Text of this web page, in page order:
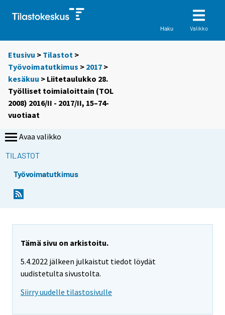
Haku Valikko
Etusivu > Tilastot >
Työvoimatutkimus > 2017 >
kesäkuu > Liitetaulukko 28.
Työlliset toimialoittain (TOL
2008) 2016/II - 2017/II, 15–74-
vuotiaat
Avaa valikko
TILASTOT
Työvoimatutkimus
Tämä sivu on arkistoitu.
5.4.2022 jälkeen julkaistut tiedot löydät
uudistetulta sivustolta.
Siirry uudelle tilastosivulle